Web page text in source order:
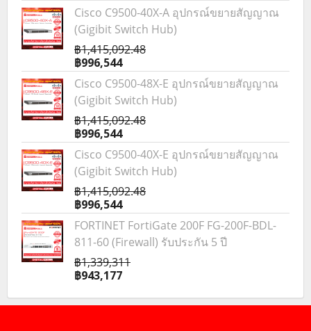
Cisco C9500-40X-A อุปกรณ์ขยายสัญญาณ
(Gigibit Switch Hub)
฿1,415,092.48
฿996,544
Cisco C9500-48X-E อุปกรณ์ขยายสัญญาณ
(Gigibit Switch Hub)
฿1,415,092.48
฿996,544
Cisco C9500-40X-E อุปกรณ์ขยายสัญญาณ
(Gigibit Switch Hub)
฿1,415,092.48
฿996,544
FORTINET FortiGate 200F FG-200F-BDL-
811-60 (Firewall) รับประกัน 5 ปี
฿1,339,311
฿943,177